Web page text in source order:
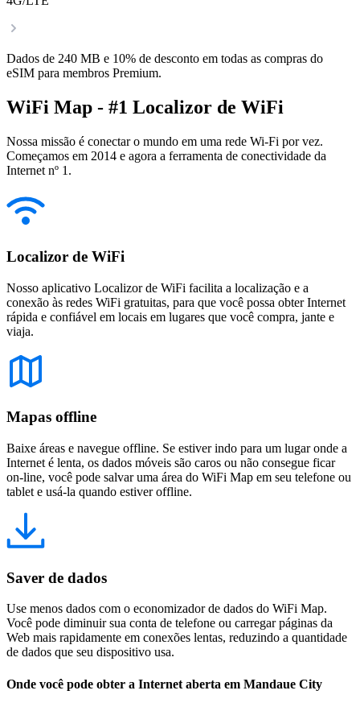
Dados de 240 MB e 10% de desconto em todas as compras do
eSIM para membros Premium.
WiFi Map - #1 Localizor de WiFi
Nossa missão é conectar o mundo em uma rede Wi-Fi por vez.
Começamos em 2014 e agora a ferramenta de conectividade da
Internet nº 1.
Localizor de WiFi
Nosso aplicativo Localizor de WiFi facilita a localização e a
conexão às redes WiFi gratuitas, para que você possa obter Internet
rápida e confiável em locais em lugares que você compra, jante e
viaja.
Mapas offline
Baixe áreas e navegue offline. Se estiver indo para um lugar onde a
Internet é lenta, os dados móveis são caros ou não consegue ficar
on-line, você pode salvar uma área do WiFi Map em seu telefone ou
tablet e usá-la quando estiver offline.
Saver de dados
Use menos dados com o economizador de dados do WiFi Map.
Você pode diminuir sua conta de telefone ou carregar páginas da
Web mais rapidamente em conexões lentas, reduzindo a quantidade
de dados que seu dispositivo usa.
Onde você pode obter a Internet aberta em Mandaue City